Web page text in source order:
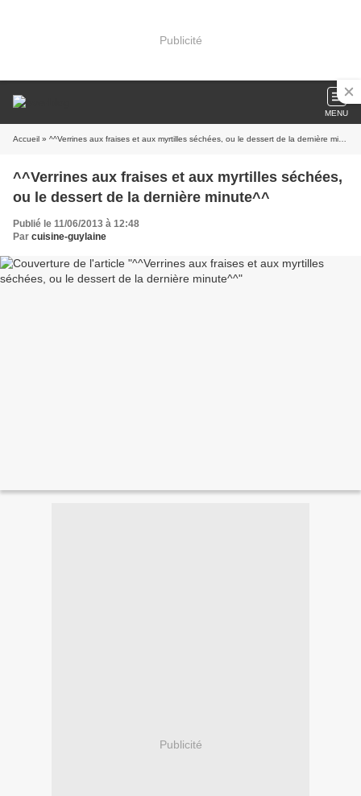
Publicité
MENU
Accueil » ^^Verrines aux fraises et aux myrtilles séchées, ou le dessert de la dernière minute^^
^^Verrines aux fraises et aux myrtilles séchées,
ou le dessert de la dernière minute^^
Publié le 11/06/2013 à 12:48
Par cuisine-guylaine
Publicité